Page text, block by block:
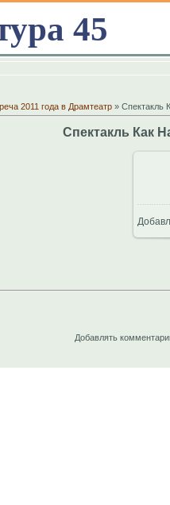
45
2011 года в Драмтеатр » Спектакль
Спектакль Как
Добавлять